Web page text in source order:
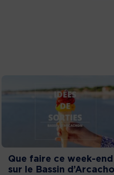
Que faire ce week-end
sur le Bassin